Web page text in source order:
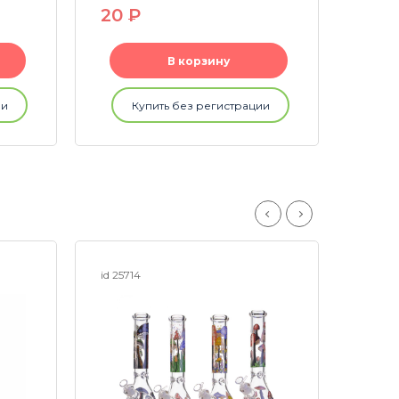
20 P
В корзину
Купить без регистрации
id 25714